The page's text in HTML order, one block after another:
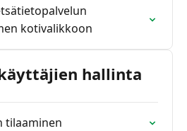
kotivalikkoon
hallinta
tilaaminen